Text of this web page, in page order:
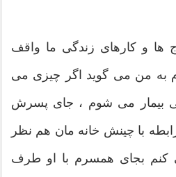
ها و کارهای زندگی ما واقف
به من می گوید اگر چیزی می
بیمار می شوم ، جای پسرش
با چینش خانه مان هم نظر
بجای همسرم با او طرف